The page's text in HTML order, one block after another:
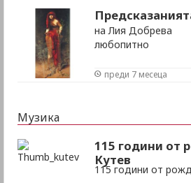
на Лия Добрева
любопитно
преди 7 месеца
Музика
115 години от
Кутев
115 години от